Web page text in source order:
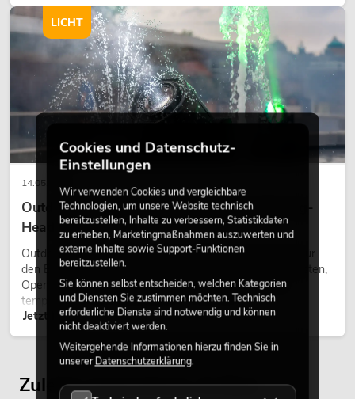
wirken lassen.
14.05.2026
Outdoor Moving-Heads: Wetterfeste Moving-
Heads bei Events
Outdoor Moving-Heads sind bewegliche Scheinwerfer für
den Einsatz im Freien. Sie werden bei Festivals, Stadtfesten,
Open-Air-Konzerten, Architekturinszenierungen und
temporären Außeninstallationen eingesetzt.
Jetzt lesen
LICHT
Zuletzt angesehene Artikel
Cookies und Datenschutz-
Einstellungen
Wir verwenden Cookies und vergleichbare
Technologien, um unsere Website technisch
bereitzustellen, Inhalte zu verbessern, Statistikdaten
zu erheben, Marketingmaßnahmen auszuwerten und
externe Inhalte sowie Support-Funktionen
bereitzustellen.
Sie können selbst entscheiden, welchen Kategorien
und Diensten Sie zustimmen möchten. Technisch
erforderliche Dienste sind notwendig und können
nicht deaktiviert werden.
Weitergehende Informationen hierzu finden Sie in
unsererDatenschutzerklärung.